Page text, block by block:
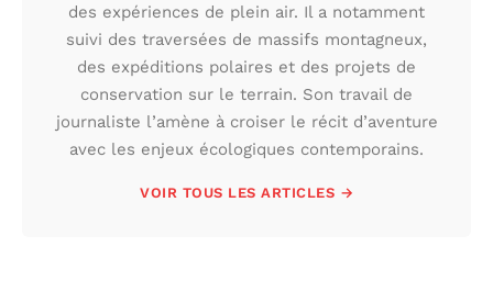
des expériences de plein air. Il a notamment
suivi des traversées de massifs montagneux,
des expéditions polaires et des projets de
conservation sur le terrain. Son travail de
journaliste l’amène à croiser le récit d’aventure
avec les enjeux écologiques contemporains.
VOIR TOUS LES ARTICLES →